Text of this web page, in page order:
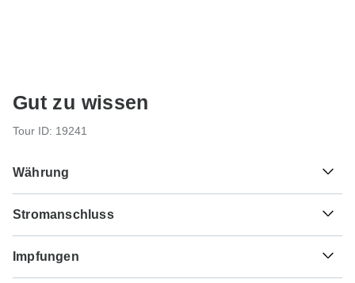
Gut zu wissen
Tour ID: 19241
Währung
K Papua-Neuguinea
Stromanschluss
benötigen Sie einen Adapter für Typ I.
Impfungen